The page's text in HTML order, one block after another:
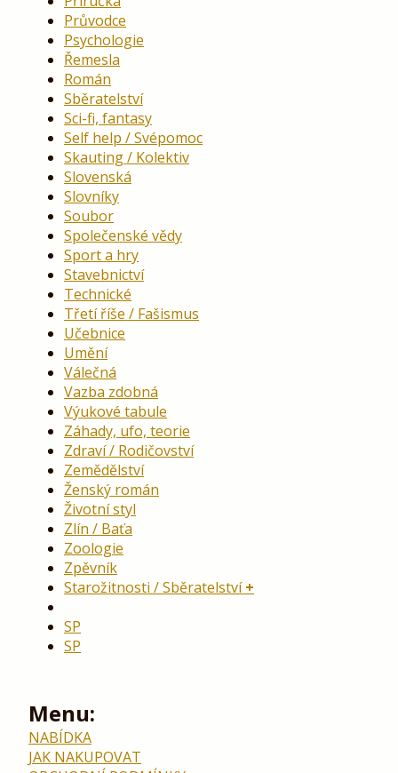
Průvodce
Psychologie
Řemesla
Román
Sběratelství
Sci-fi, fantasy
Self help / Svépomoc
Skauting / Kolektiv
Slovenská
Slovníky
Soubor
Společenské vědy
Sport a hry
Stavebnictví
Technické
Třetí říše / Fašismus
Učebnice
Umění
Válečná
Vazba zdobná
Výukové tabule
Záhady, ufo, teorie
Zdraví / Rodičovství
Zemědělství
Ženský román
Životní styl
Zlín / Baťa
Zoologie
Zpěvník
Starožitnosti / Sběratelství
SP
SP
Menu:
NABÍDKA
JAK NAKUPOVAT